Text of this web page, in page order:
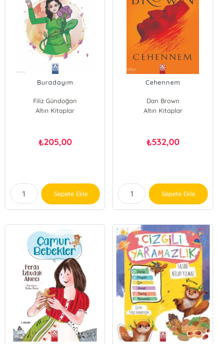
Buradayım
Filiz Gündoğan
Altın Kitaplar
₺205,00
Sepete Ekle
Cehennem
Dan Brown
Altın Kitaplar
₺532,00
Sepete Ekle